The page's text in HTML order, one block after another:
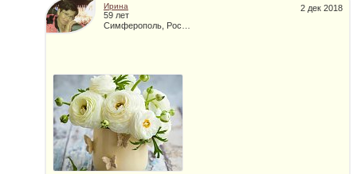
2 дек 2018
Ирина
59 лет